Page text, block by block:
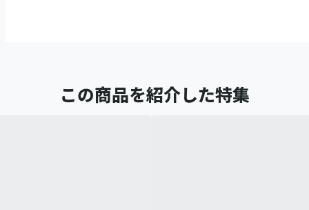
この商品を紹介した特集